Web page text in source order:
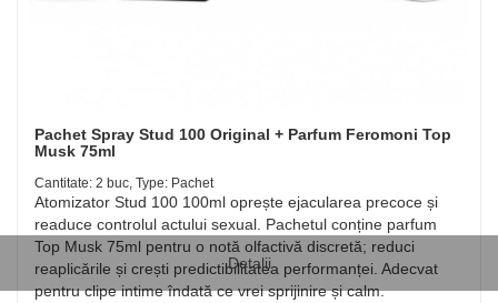
Detalii
Pachet Spray Stud 100 Original + Parfum Feromoni Top
Musk 75ml
Cantitate: 2 buc, Type: Pachet
Atomizator Stud 100 100ml oprește ejacularea precoce și
readuce controlul actului sexual. Pachetul conține parfum
Top Musk 75ml pentru o notă olfactivă discretă; reduci
reaplicările și crești predictibilitatea performanței. Adecvat
pentru clipe intime îndată ce vrei sprijinire și calm.